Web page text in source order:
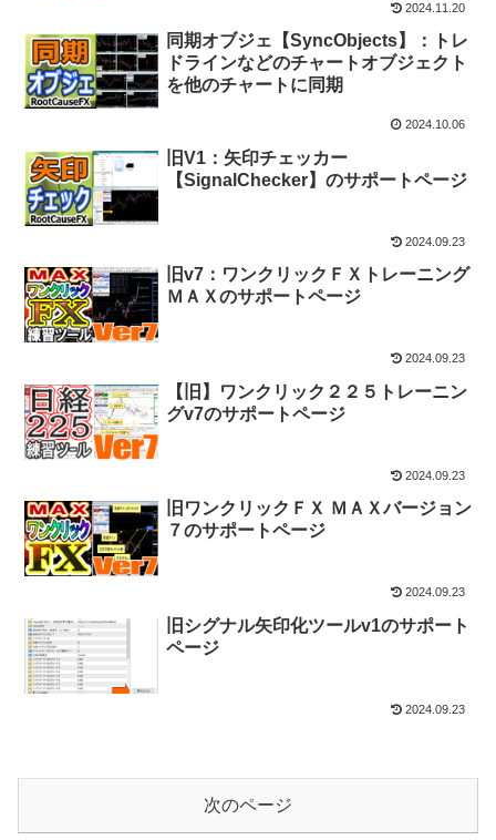
2024.11.20
同期オブジェ【SyncObjects】：トレ
ドラインなどのチャートオブジェクト
を他のチャートに同期
2024.10.06
旧V1：矢印チェッカー
【SignalChecker】のサポートページ
2024.09.23
旧v7：ワンクリックＦＸトレーニング
ＭＡＸのサポートページ
2024.09.23
【旧】ワンクリック２２５トレーニン
グv7のサポートページ
2024.09.23
旧ワンクリックＦＸ ＭＡＸバージョン
７のサポートページ
2024.09.23
旧シグナル矢印化ツールv1のサポート
ページ
2024.09.23
次のページ